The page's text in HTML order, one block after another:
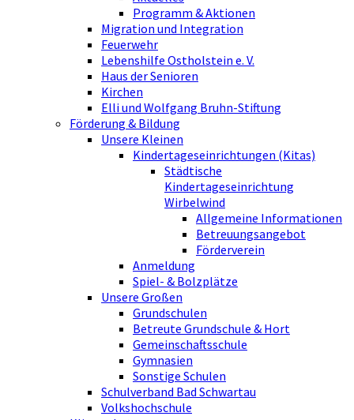
Programm & Aktionen
Migration und Integration
Feuerwehr
Lebenshilfe Ostholstein e. V.
Haus der Senioren
Kirchen
Elli und Wolfgang Bruhn-Stiftung
Förderung & Bildung
Unsere Kleinen
Kindertageseinrichtungen (Kitas)
Städtische
Kindertageseinrichtung
Wirbelwind
Allgemeine Informationen
Betreuungsangebot
Förderverein
Anmeldung
Spiel- & Bolzplätze
Unsere Großen
Grundschulen
Betreute Grundschule & Hort
Gemeinschaftsschule
Gymnasien
Sonstige Schulen
Schulverband Bad Schwartau
Volkshochschule